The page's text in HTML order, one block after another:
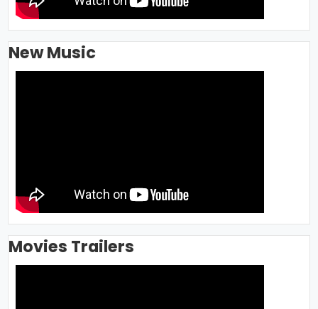
New Music
Movies Trailers